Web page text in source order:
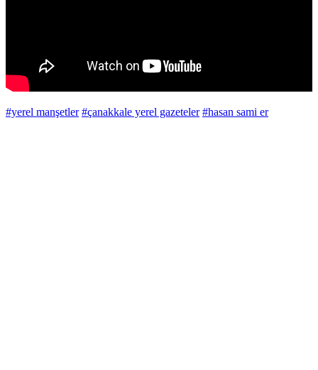
#yerel manşetler #çanakkale yerel gazeteler #hasan sami er